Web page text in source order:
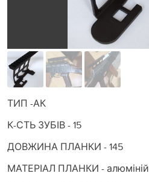
ТИП -АК
К-СТЬ ЗУБІВ - 15
ДОВЖИНА ПЛАНКИ - 145
МАТЕРІАЛ ПЛАНКИ - алюміній